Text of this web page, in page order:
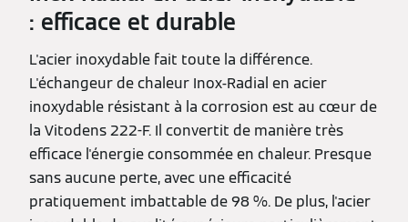
: efficace et durable
L'acier inoxydable fait toute la différence.
L'échangeur de chaleur Inox-Radial en acier
inoxydable résistant à la corrosion est au cœur de
la Vitodens 222-F. Il convertit de manière très
efficace l'énergie consommée en chaleur. Presque
sans aucune perte, avec une efficacité
pratiquement imbattable de 98 %. De plus, l'acier